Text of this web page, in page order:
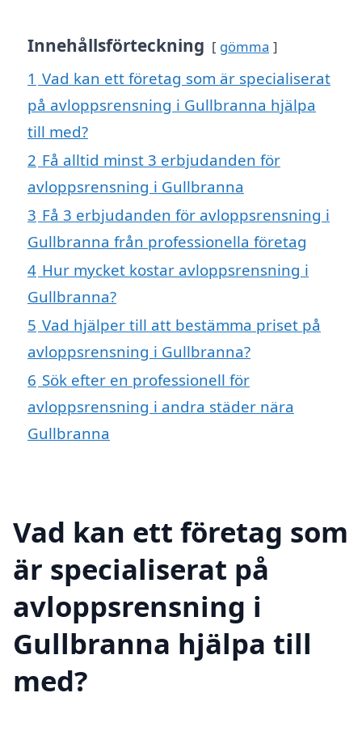
Innehållsförteckning gömma
1 Vad kan ett företag som är specialiserat
på avloppsrensning i Gullbranna hjälpa
till med?
2 Få alltid minst 3 erbjudanden för
avloppsrensning i Gullbranna
3 Få 3 erbjudanden för avloppsrensning i
Gullbranna från professionella företag
4 Hur mycket kostar avloppsrensning i
Gullbranna?
5 Vad hjälper till att bestämma priset på
avloppsrensning i Gullbranna?
6 Sök efter en professionell för
avloppsrensning i andra städer nära
Gullbranna
Vad kan ett företag som
är specialiserat på
avloppsrensning i
Gullbranna hjälpa till
med?